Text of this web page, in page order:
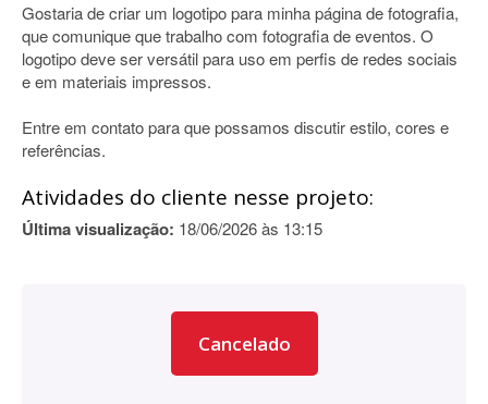
Gostaria de criar um logotipo para minha página de fotografia,
que comunique que trabalho com fotografia de eventos. O
logotipo deve ser versátil para uso em perfis de redes sociais
e em materiais impressos.
Entre em contato para que possamos discutir estilo, cores e
referências.
Atividades do cliente nesse projeto:
Última visualização: 18/06/2026 às 13:15
Cancelado